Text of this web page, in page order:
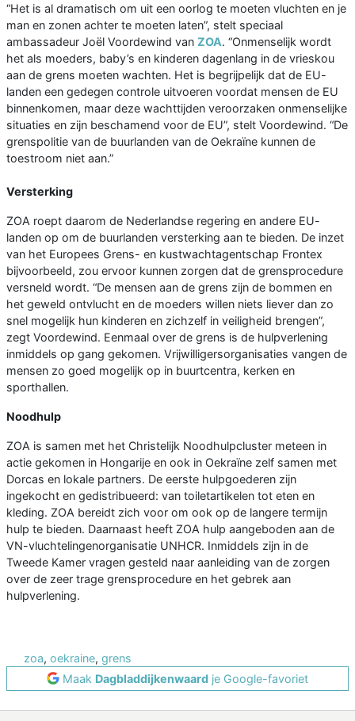
“Het is al dramatisch om uit een oorlog te moeten vluchten en je
man en zonen achter te moeten laten”, stelt speciaal
ambassadeur Joël Voordewind van ZOA. “Onmenselijk wordt
het als moeders, baby’s en kinderen dagenlang in de vrieskou
aan de grens moeten wachten. Het is begrijpelijk dat de EU-
landen een gedegen controle uitvoeren voordat mensen de EU
binnenkomen, maar deze wachttijden veroorzaken onmenselijke
situaties en zijn beschamend voor de EU”, stelt Voordewind. “De
grenspolitie van de buurlanden van de Oekraïne kunnen de
toestroom niet aan.”
Versterking
ZOA roept daarom de Nederlandse regering en andere EU-
landen op om de buurlanden versterking aan te bieden. De inzet
van het Europees Grens- en kustwachtagentschap Frontex
bijvoorbeeld, zou ervoor kunnen zorgen dat de grensprocedure
versneld wordt. “De mensen aan de grens zijn de bommen en
het geweld ontvlucht en de moeders willen niets liever dan zo
snel mogelijk hun kinderen en zichzelf in veiligheid brengen”,
zegt Voordewind. Eenmaal over de grens is de hulpverlening
inmiddels op gang gekomen. Vrijwilligersorganisaties vangen de
mensen zo goed mogelijk op in buurtcentra, kerken en
sporthallen.
Noodhulp
ZOA is samen met het Christelijk Noodhulpcluster meteen in
actie gekomen in Hongarije en ook in Oekraïne zelf samen met
Dorcas en lokale partners. De eerste hulpgoederen zijn
ingekocht en gedistribueerd: van toiletartikelen tot eten en
kleding. ZOA bereidt zich voor om ook op de langere termijn
hulp te bieden. Daarnaast heeft ZOA hulp aangeboden aan de
VN-vluchtelingenorganisatie UNHCR. Inmiddels zijn in de
Tweede Kamer vragen gesteld naar aanleiding van de zorgen
over de zeer trage grensprocedure en het gebrek aan
hulpverlening.
zoa, oekraine, grens
Maak Dagbladdijkenwaard je Google-favoriet